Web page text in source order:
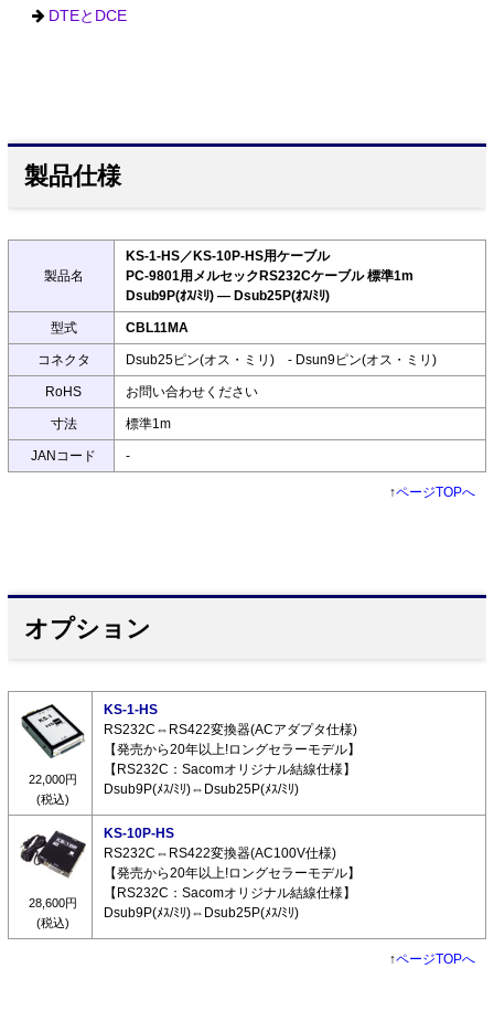
DTEとDCE
製品仕様
製品名
KS-1-HS／KS-10P-HS用ケーブル
PC-9801用メルセックRS232Cケーブル 標準1m
Dsub9P(ｵｽ/ﾐﾘ) ― Dsub25P(ｵｽ/ﾐﾘ)
型式 CBL11MA
コネクタ Dsub25ピン(オス・ミリ) - Dsun9ピン(オス・ミリ)
RoHS お問い合わせください
寸法 標準1m
JANコード -
↑ページTOPへ
オプション
22,000円
(税込)
KS-1-HS
RS232C⇔RS422変換器(ACアダプタ仕様)
【発売から20年以上!ロングセラーモデル】
【RS232C：Sacomオリジナル結線仕様】
Dsub9P(ﾒｽ/ﾐﾘ)⇔Dsub25P(ﾒｽ/ﾐﾘ)
28,600円
(税込)
KS-10P-HS
RS232C⇔RS422変換器(AC100V仕様)
【発売から20年以上!ロングセラーモデル】
【RS232C：Sacomオリジナル結線仕様】
Dsub9P(ﾒｽ/ﾐﾘ)⇔Dsub25P(ﾒｽ/ﾐﾘ)
↑ページTOPへ